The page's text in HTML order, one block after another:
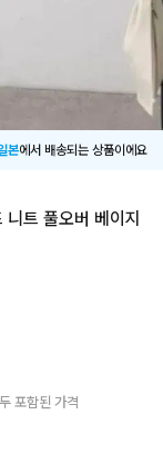
본에서 배송되는 상품이에요
트 풀오버 베이지
포함된 가격